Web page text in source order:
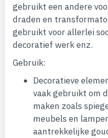
gebruikt een andere
draden en
gebruikt voor allerlei
decoratief werk enz.
Gebruik:
Decoratieve
vaak gebruikt om
maken zoals
meubels en
aantrekkelijke